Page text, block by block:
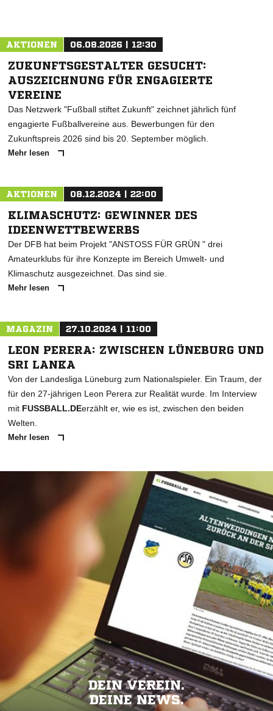
AKTIONEN 06.08.2026 | 12:30
ZUKUNFTSGESTALTER GESUCHT:
AUSZEICHNUNG FÜR ENGAGIERTE
VEREINE
Das Netzwerk "Fußball stiftet Zukunft" zeichnet jährlich fünf
engagierte Fußballvereine aus. Bewerbungen für den
Zukunftspreis 2026 sind bis 20. September möglich.
Mehr lesen
AKTIONEN 08.12.2024 | 22:00
KLIMASCHUTZ: GEWINNER DES
IDEENWETTBEWERBS
Der DFB hat beim Projekt "ANSTOSS FÜR GRÜN " drei
Amateurklubs für ihre Konzepte im Bereich Umwelt- und
Klimaschutz ausgezeichnet. Das sind sie.
Mehr lesen
MAGAZIN 27.10.2024 | 11:00
LEON PERERA: ZWISCHEN LÜNEBURG UND
SRI LANKA
Von der Landesliga Lüneburg zum Nationalspieler. Ein Traum, der
für den 27-jährigen Leon Perera zur Realität wurde. Im Interview
mit FUSSBALL.DEerzählt er, wie es ist, zwischen den beiden
Welten.
Mehr lesen
DEIN VEREIN.
DEINE NEWS.